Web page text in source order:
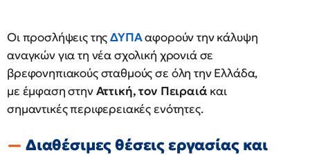
Οι προσλήψεις τηςΔΥΠΑαφορούν την κάλυψη
αναγκών για τη νέα σχολική χρονιά σε
βρεφονηπιακούς σταθμούς σε όλη την Ελλάδα,
με έμφαση στηνΑττική, τον Πειραιά και
σημαντικές περιφερειακές ενότητες.
Διαθέσιμες θέσεις εργασίας και